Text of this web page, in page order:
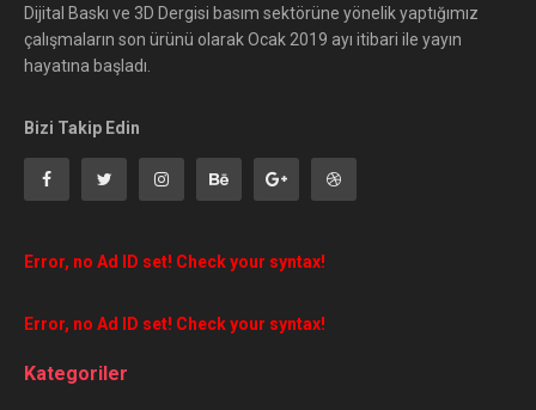
Dijital Baskı ve 3D Dergisi basım sektörüne yönelik yaptığımız
çalışmaların son ürünü olarak Ocak 2019 ayı itibari ile yayın
hayatına başladı.
Bizi Takip Edin
Error, no Ad ID set! Check your syntax!
Error, no Ad ID set! Check your syntax!
Kategoriler